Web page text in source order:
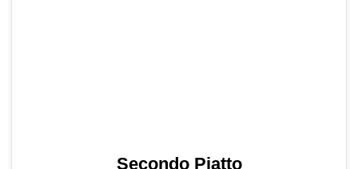
Secondo Piatto